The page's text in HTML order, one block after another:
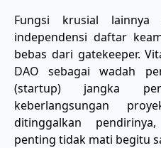
​Fungsi krusial
independensi daftar
bebas dari gatekeeper.
DAO sebagai wadah
(startup) jangka
keberlangsungan
ditinggalkan
penting tidak mati begitu